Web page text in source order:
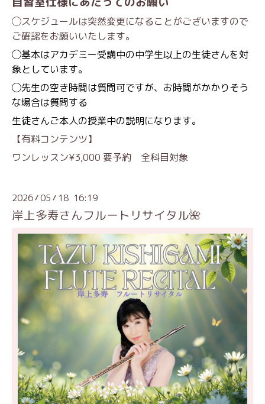
◯スケジュールは突然変更になることがございますので
ご確認をお願いいたします。
◯基本はアカデミー受講中の中学生以上の生徒さんを対
象としています。
◯先生の空き時間は質問可ですが、お時間がかかりそう
な場合は質問する
生徒さんご本人の授業中の説明になります。
【有料コンテンツ】
ワンレッスン¥3,000 要予約 全科目対象
2026/05 / 18 16:19
岸上多寿さんフルートリサイタル🌺